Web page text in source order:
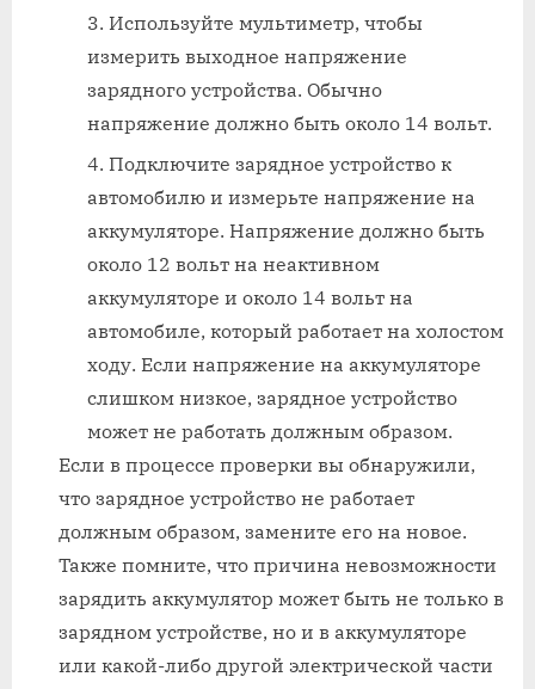
Используйте мультиметр, чтобы
измерить выходное напряжение
зарядного устройства. Обычно
напряжение должно быть около 14 вольт.
Подключите зарядное устройство к
автомобилю и измерьте напряжение на
аккумуляторе. Напряжение должно быть
около 12 вольт на неактивном
аккумуляторе и около 14 вольт на
автомобиле, который работает на холостом
ходу. Если напряжение на аккумуляторе
слишком низкое, зарядное устройство
может не работать должным образом.
Если в процессе проверки вы обнаружили,
что зарядное устройство не работает
должным образом, замените его на новое.
Также помните, что причина невозможности
зарядить аккумулятор может быть не только в
зарядном устройстве, но и в аккумуляторе
или какой-либо другой электрической части